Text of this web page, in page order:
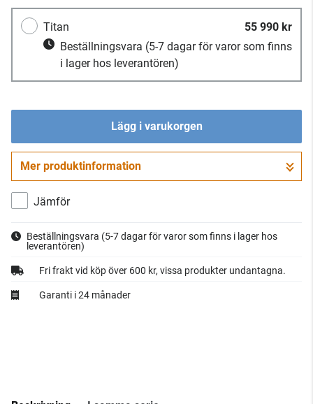
Titan
55 990 kr
Beställningsvara (5-7 dagar för varor som finns
i lager hos leverantören)
Lägg i varukorgen
Gå till kassan
Mer produktinformation
Jämför
Beställningsvara (5-7 dagar för varor som finns i lager hos
leverantören)
Fri frakt vid köp över 600 kr, vissa produkter undantagna.
Garanti i 24 månader